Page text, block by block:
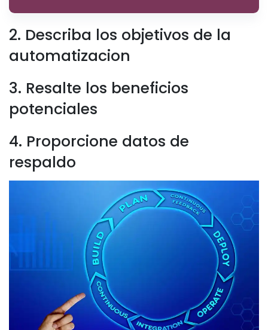
2. Describa los objetivos de la
automatizacion
3. Resalte los beneficios
potenciales
4. Proporcione datos de
respaldo